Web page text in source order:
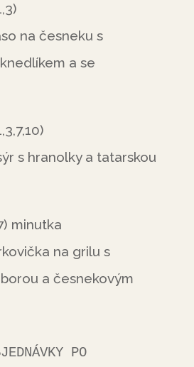
na česneku s
a se
s hranolky a tatarskou
minutka
na grilu s
a česnekovým